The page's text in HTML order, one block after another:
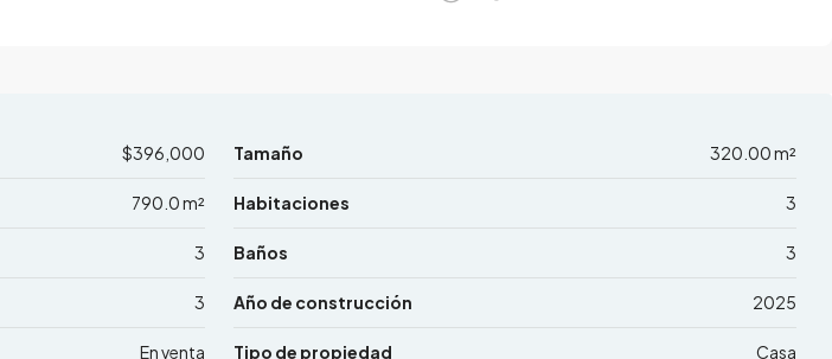
$396,000 Tamaño 320.00 m²
790.0 m² Habitaciones 3
3 Baños 3
3 Año de construcción 2025
En venta Tipo de propiedad Casa